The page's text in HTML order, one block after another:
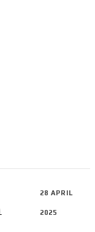
28 APRIL
2025